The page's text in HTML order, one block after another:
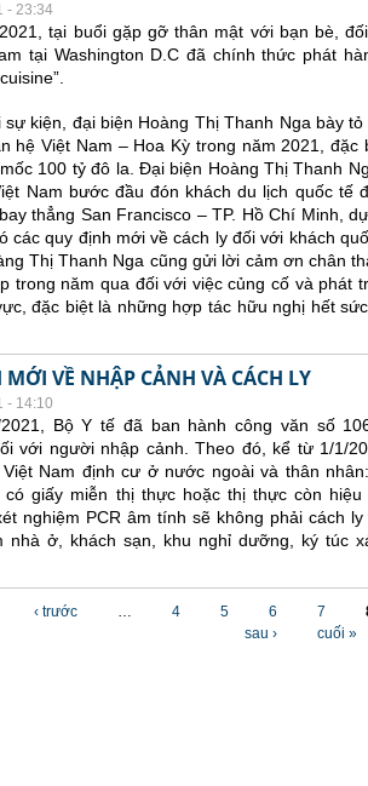
- 23:34
tại buổi gặp gỡ thân mật với bạn bè,
tại Washington D.C đã chính thức phát
sự kiện, đại biện Hoàng Thị Thanh Nga bày
hệ Việt Nam – Hoa Kỳ trong năm 2021,
100 tỷ đô la. Đại biện Hoàng Thị Thanh
Nam bước đầu đón khách du lịch quốc tế
thẳng San Francisco – TP. Hồ Chí Minh,
các quy định mới về cách ly đối với khách
Thị Thanh Nga cũng gửi lời cảm ơn chân
trong năm qua đối với việc củng cố và phát
đặc biệt là những hợp tác hữu nghị hết
VỀ NHẬP CẢNH VÀ CÁCH LY
- 14:10
2021, Bộ Y tế đã ban hành công văn số
với người nhập cảnh. Theo đó, kể từ 1/1/
Nam định cư ở nước ngoài và thân
có giấy miễn thị thực hoặc thị thực còn
nghiệm PCR âm tính sẽ không phải cách
nhà ở, khách sạn, khu nghỉ dưỡng, ký túc
‹ trước … 4 5 6 7
sau ›
cuối »